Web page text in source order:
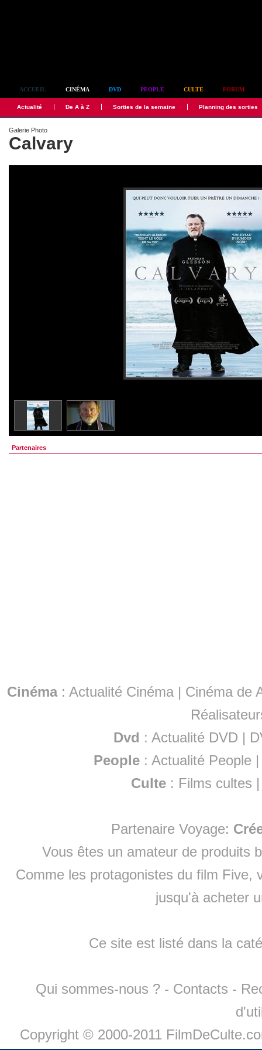
ACCUEIL CINÉMA DVD PEOPLE CULTE FORUM
Actualité De A à Z Sorties de la semaine Planning des sorties
Galerie Photo
Calvary
Partenaires
Cinéma: Actualité Cinéma | Cinéma de
Dvd : Actualité DVD |
People :Actualité People
Culte : Films cultes
Partenaire Voyage:
Vous êtes un amateur de produits
Comme les protagonistes du film Five,
jusqu'à acheter
Ce site est listé dans la
Qui sommes-nous ? - Contacts -
Copyright © 2000-2011